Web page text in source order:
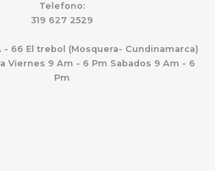
Telefono:
319 627 2529
- 66 El trebol (Mosquera- Cundinamarca)
Viernes 9 Am - 6 Pm Sabados 9 Am - 6
Pm